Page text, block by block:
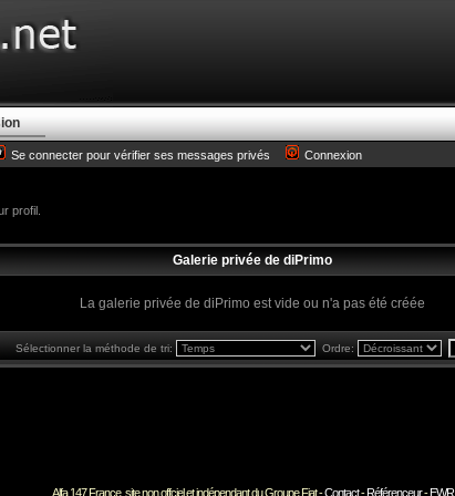
Se connecter pour vérifier ses messages privés Connexion
profil.
Galerie privée de diPrimo
La galerie privée de diPrimo est vide ou n'a pas été créée
Sélectionner la méthode de tri: Ordre:
Alfa 147 France, site non offciel et indépendant du Groupe Fiat -Contact-Référenceur-EWR